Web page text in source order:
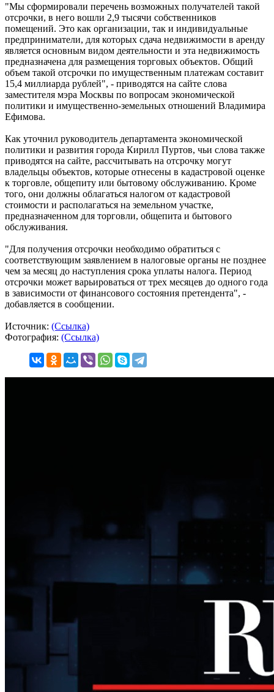
"Мы сформировали перечень возможных получателей такой
отсрочки, в него вошли 2,9 тысячи собственников
помещений. Это как организации, так и индивидуальные
предприниматели, для которых сдача недвижимости в аренду
является основным видом деятельности и эта недвижимость
предназначена для размещения торговых объектов. Общий
объем такой отсрочки по имущественным платежам составит
15,4 миллиарда рублей", - приводятся на сайте слова
заместителя мэра Москвы по вопросам экономической
политики и имущественно-земельных отношений Владимира
Ефимова.
Как уточнил руководитель департамента экономической
политики и развития города Кирилл Пуртов, чьи слова также
приводятся на сайте, рассчитывать на отсрочку могут
владельцы объектов, которые отнесены в кадастровой оценке
к торговле, общепиту или бытовому обслуживанию. Кроме
того, они должны облагаться налогом от кадастровой
стоимости и располагаться на земельном участке,
предназначенном для торговли, общепита и бытового
обслуживания.
"Для получения отсрочки необходимо обратиться с
соответствующим заявлением в налоговые органы не позднее
чем за месяц до наступления срока уплаты налога. Период
отсрочки может варьироваться от трех месяцев до одного года
в зависимости от финансового состояния претендента", -
добавляется в сообщении.
Источник: (Ссылка)
Фотография: (Ссылка)